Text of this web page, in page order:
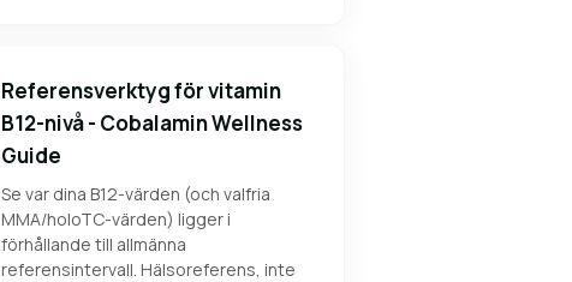
Referensverktyg för vitamin
B12-nivå - Cobalamin Wellness
Guide
Se var dina B12-värden (och valfria
MMA/holoTC-värden) ligger i
förhållande till allmänna
referensintervall. Hälsoreferens, inte